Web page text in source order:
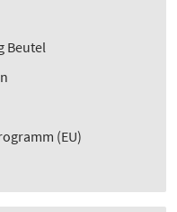
Beutel
(EU)